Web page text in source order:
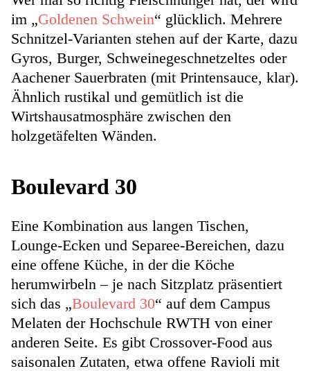
im „Goldenen Schwein“ glücklich. Mehrere
Schnitzel-Varianten stehen auf der Karte, dazu
Gyros, Burger, Schweinegeschnetzeltes oder
Aachener Sauerbraten (mit Printensauce, klar).
Ähnlich rustikal und gemütlich ist die
Wirtshausatmosphäre zwischen den
holzgetäfelten Wänden.
Boulevard 30
Eine Kombination aus langen Tischen,
Lounge-Ecken und Separee-Bereichen, dazu
eine offene Küche, in der die Köche
herumwirbeln – je nach Sitzplatz präsentiert
sich das „Boulevard 30“ auf dem Campus
Melaten der Hochschule RWTH von einer
anderen Seite. Es gibt Crossover-Food aus
saisonalen Zutaten, etwa offene Ravioli mit